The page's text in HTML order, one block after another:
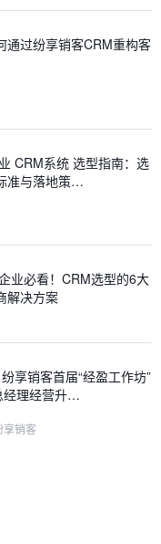
通过纷享销客CRM重构客
CRM系统 选型指南：选
准与落地策…
业必看！CRM选型的6大
解决方案
享销客首届“经盈工作坊”
经理经营升…
享销客